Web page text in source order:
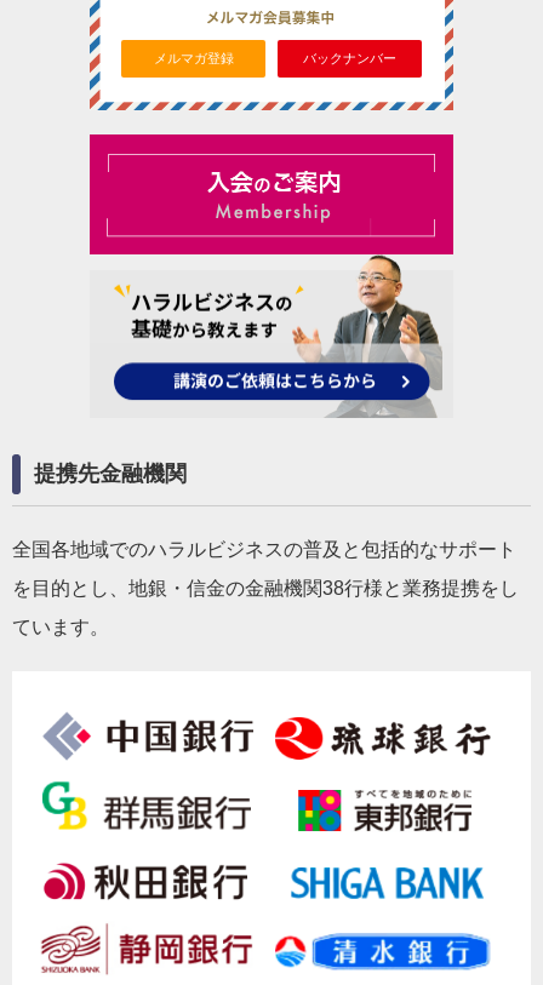
メルマガ登録 バックナンバー
提携先金融機関
全国各地域でのハラルビジネスの普及と包括的なサポート
を目的とし、地銀・信金の金融機関38行様と業務提携をし
ています。